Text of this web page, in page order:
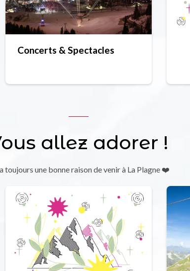
Concerts & Spectacles
allez adorer !
toujours une bonne raison de venir à La Plagne ❤️